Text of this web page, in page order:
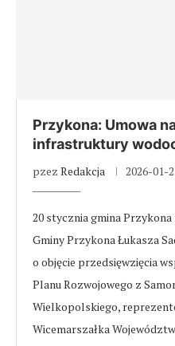
Przykona: Umowa
infrastruktury
pzez Redakcja 2026-01-
20 stycznia gmina
Gminy Przykona Łukasza
o objęcie przedsięwzięcia
Planu Rozwojowego z
Wielkopolskiego,
Wicemarszałka